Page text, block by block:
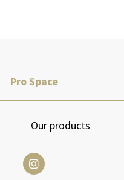
Pro Space
Our products